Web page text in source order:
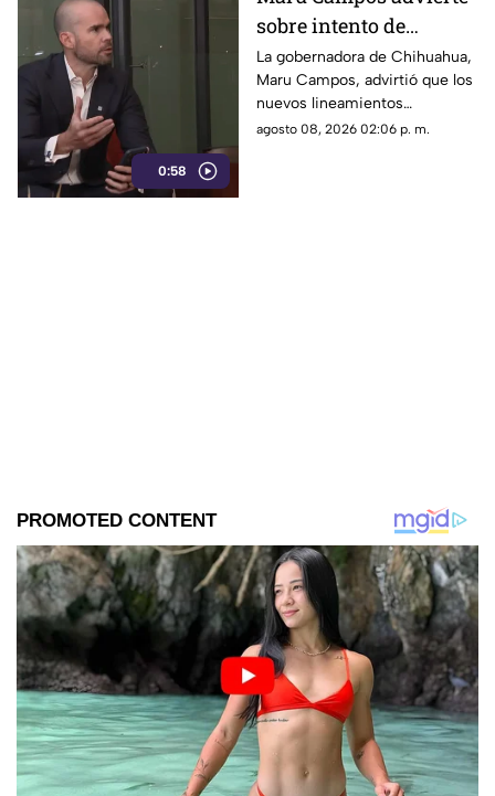
0:58
sobre intento de
censura del Gobierno
Federal bajo la nueva
ley que controla a los
medios
La gobernadora de Chihuahua,
Maru Campos, advirtió que los
nuevos lineamientos
impulsados por el Gobierno
agosto 08, 2026 02:06 p. m.